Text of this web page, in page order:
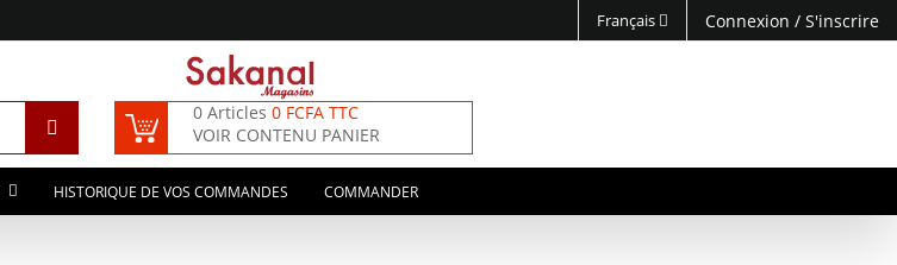
Connexion / S'inscrire
Français
0 Articles 0 FCFA TTC
VOIR CONTENU PANIER
HISTORIQUE DE VOS COMMANDES COMMANDER